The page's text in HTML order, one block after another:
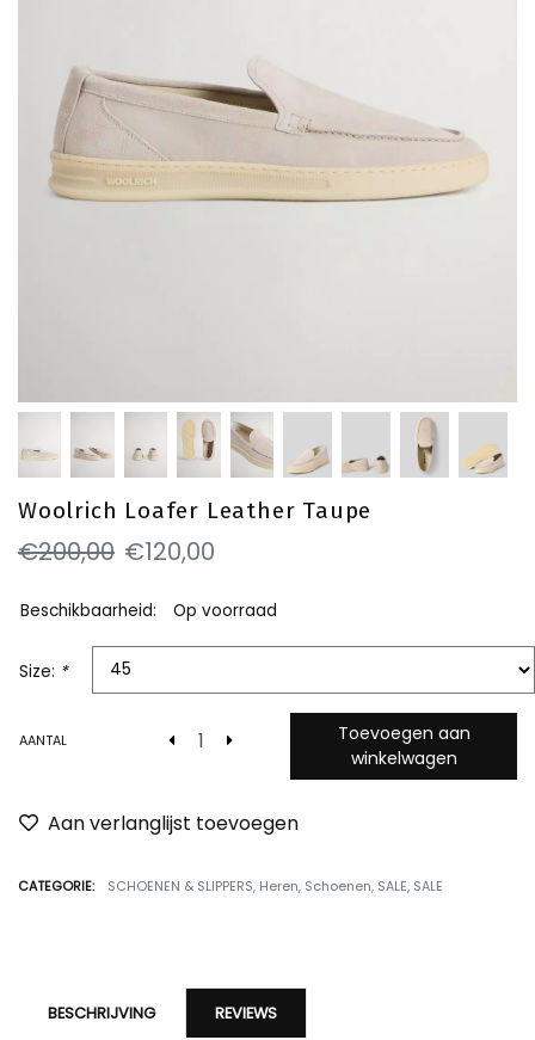
Woolrich Loafer Leather Taupe
€200,00 €120,00
Beschikbaarheid: Op voorraad
Size: *
AANTAL
Toevoegen aan
winkelwagen
Aan verlanglijst toevoegen
CATEGORIE: SCHOENEN & SLIPPERS, Heren, Schoenen, SALE, SALE
BESCHRIJVING REVIEWS